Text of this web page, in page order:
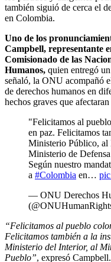
también siguió de cerca el
en Colombia.
Uno de los
Campbell, representante
Comisionado de las
Humanos, quien entregó
señaló, la ONU acompañó
de derechos humanos en
hechos graves que
"Felicitamos al
en paz. Felicitamos
Ministerio Público, al
Ministerio de
Según nuestro
a #Colombia en…
— ONU Derechos
“Felicitamos al pueblo
Felicitamos también a la
Ministerio del Interior, al
Pueblo”, expresó Campbell.